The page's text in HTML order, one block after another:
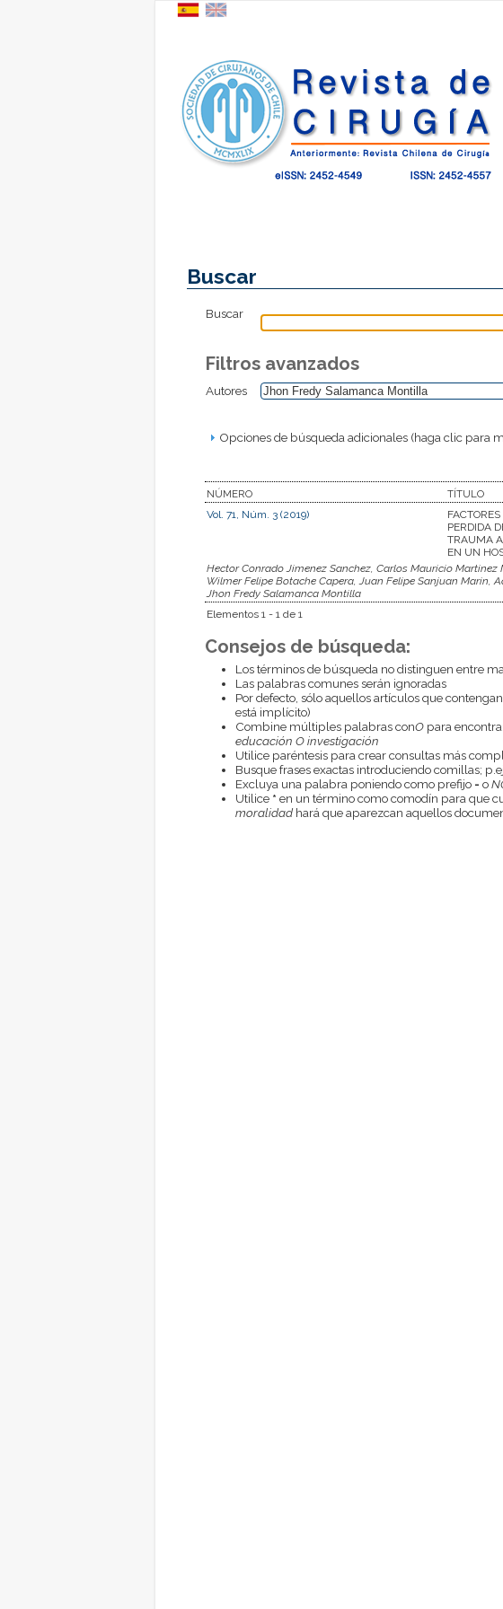
Buscar
Buscar
Filtros avanzados
Autores
Opciones de búsqueda adicionales (haga clic para
NÚMERO
TÍTULO
Vol. 71, Núm. 3 (2019)
PERDIDA
TRAUMA
EN UN
Hector Conrado Jimenez Sanchez, Carlos Mauricio
Wilmer Felipe Botache Capera, Juan Felipe Sanjuan Marin,
Jhon Fredy Salamanca Montilla
Elementos 1 - 1 de 1
Consejos de búsqueda:
Los términos de búsqueda no distinguen entre
Las palabras comunes serán ignoradas
Por defecto, sólo aquellos artículos que contengan
está implícito)
Combine múltiples palabras conOpara
educación O investigación
Utilice paréntesis para crear consultas más
Busque frases exactas introduciendo comillas; p.ej,
Excluya una palabra poniendo como prefijo - o
Utilice * en un término como comodín para que
moralidadhará que aparezcan aquellos